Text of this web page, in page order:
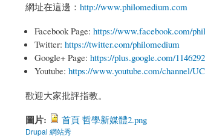
網址在這邊： http://www.philomedium.com
Facebook Page: https://www.facebook.com/
Twitter: https://twitter.com/philomedium
Google+ Page: https://plus.google.com/
Youtube: https://www.youtube.com/channel/
歡迎大家批評指教。
圖片: 首頁 哲學新媒體2.png
Drupal 網站秀